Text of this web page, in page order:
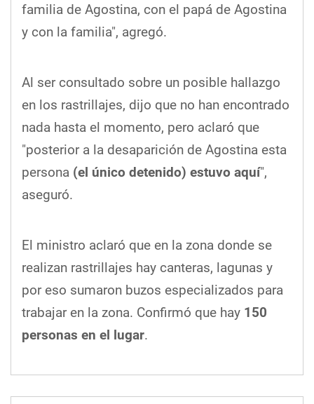
familia de Agostina, con el papá de Agostina
y con la familia", agregó.
Al ser consultado sobre un posible hallazgo
en los rastrillajes, dijo que no han encontrado
nada hasta el momento, pero aclaró que
"posterior a la desaparición de Agostina esta
persona (el único detenido) estuvo aquí",
aseguró.
El ministro aclaró que en la zona donde se
realizan rastrillajes hay canteras, lagunas y
por eso sumaron buzos especializados para
trabajar en la zona. Confirmó que hay 150
personas en el lugar.